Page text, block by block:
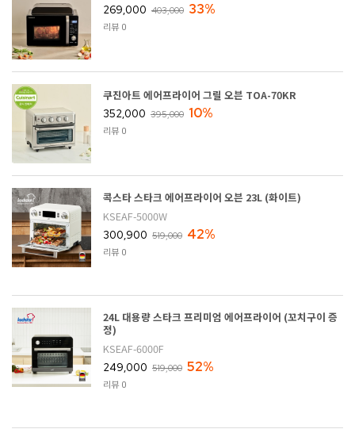
269,000 403,000 33%
리뷰 0
쿠진아트 에어프라이어 그릴 오븐 TOA-70KR
352,000 395,000 10%
리뷰 0
콕스타 스타크 에어프라이어 오븐 23L (화이트)
KSEAF-5000W
300,900 519,000 42%
리뷰 0
24L 대용량 스타크 프리미엄 에어프라이어 (꼬치구이 증
정)
KSEAF-6000F
249,000 519,000 52%
리뷰 0